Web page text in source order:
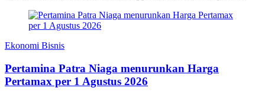
Ekonomi Bisnis
Pertamina Patra Niaga menurunkan Harga
Pertamax per 1 Agustus 2026